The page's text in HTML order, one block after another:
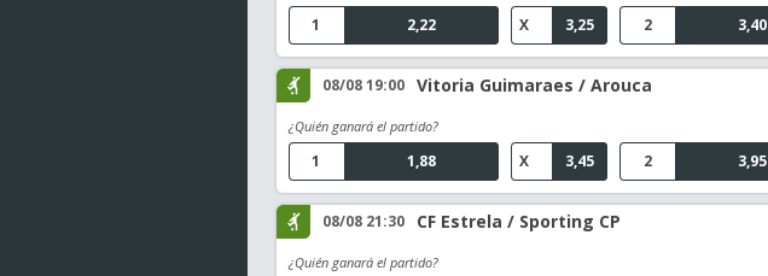
2,22
1 3,25
X 3,40
2
08/08 19:00 Vitoria Guimaraes / Arouca
¿Quién ganará el partido?
1,88
1 3,45
X 3,95
2
08/08 21:30 CF Estrela / Sporting CP
¿Quién ganará el partido?